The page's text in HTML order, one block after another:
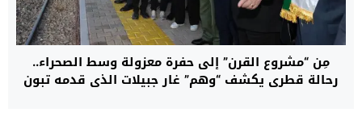
مِن “مشروع القرن” إلى حفرة معزولة وسط الصحراء..
رحالة قطري يكشف “وهم” غار جبيلات الذي قدمه تبون